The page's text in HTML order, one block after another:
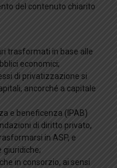
del contenuto chiarito
trasformati in base alle
economici;
di privatizzazione si
ancorché a capitale
e beneficenza (IPAB)
di diritto privato,
in ASP, e
giuridiche;
in consorzio, ai sensi